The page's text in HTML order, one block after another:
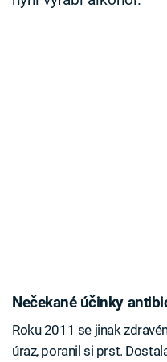
Nečekané účinky
Roku 2011 se jinak
úraz, poranil si prst.